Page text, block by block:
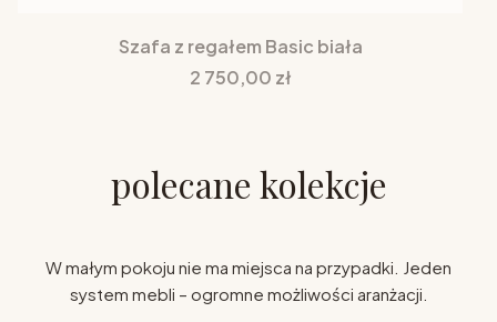
Szafa z regałem Basic biała
Cena
2 750,00 zł
polecane kolekcje
W małym pokoju nie ma miejsca na przypadki. Jeden
system mebli – ogromne możliwości aranżacji.